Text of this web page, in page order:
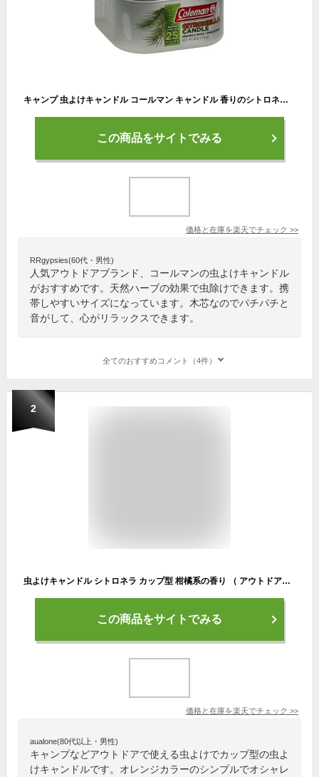
キャンプ 虫よけキャンドル コールマン キャンドル 香りのシトロネラ クラックルキャンドル シトロネラの魅力 天然ハーブの効果で虫除け 6オンス
この商品をサイトでみる
価格と在庫を楽天でチェック >>
RRgypsies(60代・男性)
人気アウトドアブランド、コールマンの虫よけキャンドル
がおすすめです。天然ハーブの効果で虫除けできます。携
帯しやすいサイズになっています。木芯なのでパチパチと
音がして、心がリラックスできます。
全てのおすすめコメント（4件）
2
虫よけキャンドル シトロネラ カップ型 柑橘系の香り （ アウトドアキャンドル ろうそく 虫除け キャンプ アウトドア 蚊よけ 香り ローソク ロウソク 蝋燭 癒し リラックス ）
この商品をサイトでみる
価格と在庫を楽天でチェック >>
aualone(80代以上・男性)
キャンプなどアウトドアで使える虫よけでカップ型の虫よ
けキャンドルです。オレンジカラーのシンプルでオシャレ